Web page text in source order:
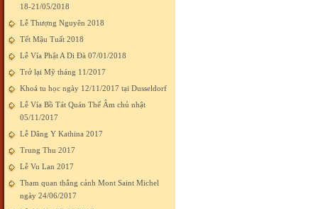
18-21/05/2018
Lễ Thượng Nguyên 2018
Tết Mậu Tuất 2018
Lễ Vía Phật A Di Đà 07/01/2018
Trở lại Mỹ tháng 11/2017
Khoá tu học ngày 12/11/2017 tại Dusseldorf
Lễ Vía Bồ Tát Quán Thế Âm chủ nhật
05/11/2017
Lễ Dâng Y Kathina 2017
Trung Thu 2017
Lễ Vu Lan 2017
Tham quan thắng cảnh Mont Saint Michel
ngày 24/06/2017